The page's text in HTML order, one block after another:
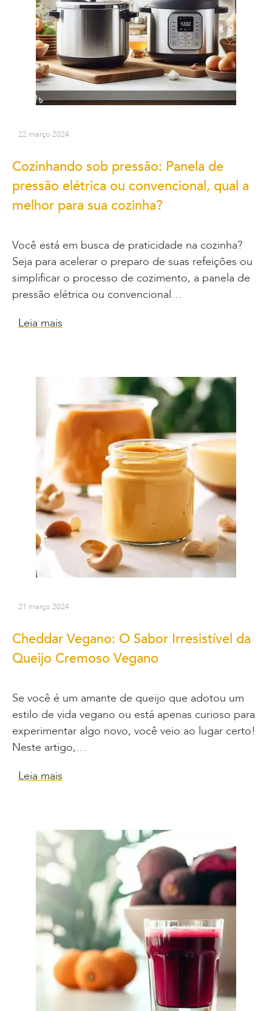
22 março 2024
Cozinhando sob pressão: Panela de
pressão elétrica ou convencional, qual a
melhor para sua cozinha?
Você está em busca de praticidade na cozinha?
Seja para acelerar o preparo de suas refeições ou
simplificar o processo de cozimento, a panela de
pressão elétrica ou convencional…
Leia mais
21 março 2024
Cheddar Vegano: O Sabor Irresistível da
Queijo Cremoso Vegano
Se você é um amante de queijo que adotou um
estilo de vida vegano ou está apenas curioso para
experimentar algo novo, você veio ao lugar certo!
Neste artigo,…
Leia mais